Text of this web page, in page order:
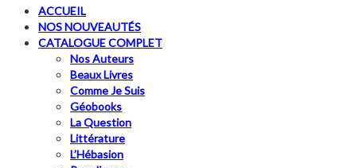
ACCUEIL
NOS NOUVEAUTÉS
CATALOGUE COMPLET
Nos Auteurs
Beaux Livres
Comme Je Suis
Géobooks
La Question
Littérature
L’Hébasion